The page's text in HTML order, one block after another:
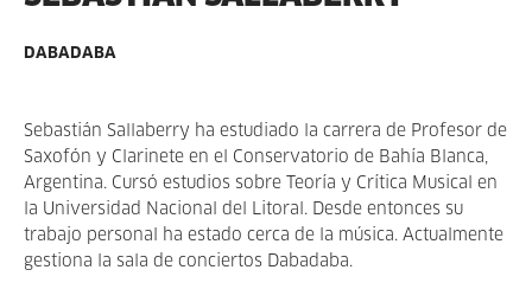
DABADABA
Sebastián Sallaberry ha estudiado la carrera de Profesor de
Saxofón y Clarinete en el Conservatorio de Bahía Blanca,
Argentina. Cursó estudios sobre Teoría y Crítica Musical en
la Universidad Nacional del Litoral. Desde entonces su
trabajo personal ha estado cerca de la música. Actualmente
gestiona la sala de conciertos Dabadaba.